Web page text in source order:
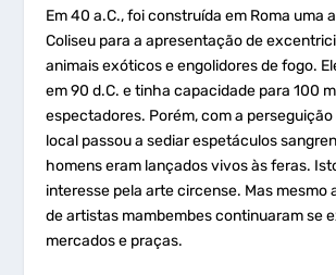
Em 40 a.C., foi construída em Roma uma
Coliseu para a apresentação de
animais exóticos e engolidores de fogo.
em 90 d.C. e tinha capacidade para 100
espectadores. Porém, com a
local passou a sediar espetáculos
homens eram lançados vivos às feras.
interesse pela arte circense. Mas mesmo
de artistas mambembes continuaram se
mercados e praças.